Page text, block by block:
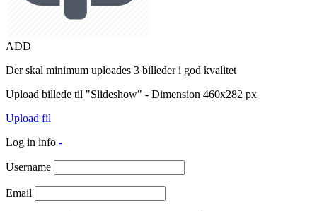
ADD
Der skal minimum uploades 3 billeder i god kvalitet
Upload billede til "Slideshow" - Dimension 460x282 px
Upload fil
Log in info -
Username
Email